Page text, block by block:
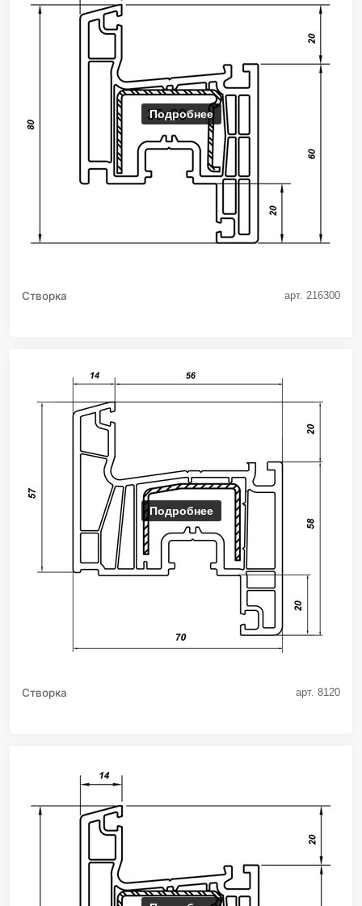
Подробнее
Створка арт. 216300
Подробнее
Створка арт. 8120